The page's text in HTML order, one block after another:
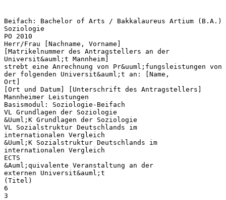
Beifach: Bachelor of Arts / Bakkalaureus Artium (B.A.)
Soziologie
PO 2010
Herr/Frau [Nachname, Vorname]
[Matrikelnummer des Antragstellers an der
Universit&auml;t Mannheim]
strebt eine Anrechnung von Pr&uuml;fungsleistungen von
der folgenden Universit&auml;t an: [Name,
Ort]
[Ort und Datum] [Unterschrift des Antragstellers]
Mannheimer Leistungen
Basismodul: Soziologie-Beifach
VL Grundlagen der Soziologie
&Uuml;K Grundlagen der Soziologie
VL Sozialstruktur Deutschlands im
internationalen Vergleich
&Uuml;K Sozialstruktur Deutschlands im
internationalen Vergleich
ECTS
&Auml;quivalente Veranstaltung an der
externen Universit&auml;t
(Titel)
6
3